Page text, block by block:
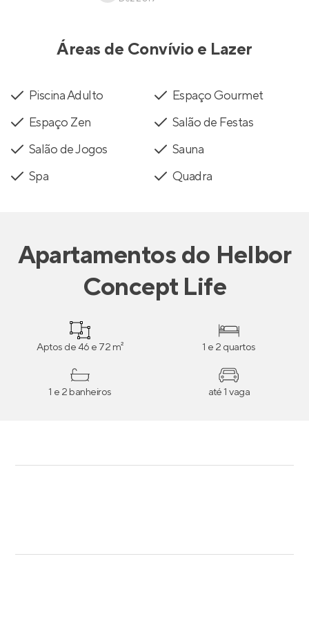
Áreas de Convívio e Lazer
Piscina Adulto
Espaço Gourmet
Espaço Zen
Salão de Festas
Salão de Jogos
Sauna
Spa
Quadra
Apartamentosdo Helbor
Concept Life
Aptos de 46 e 72 m² 1 e 2 quartos
1 e 2 banheiros até 1 vaga